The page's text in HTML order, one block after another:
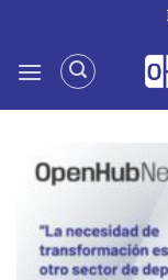
contenido